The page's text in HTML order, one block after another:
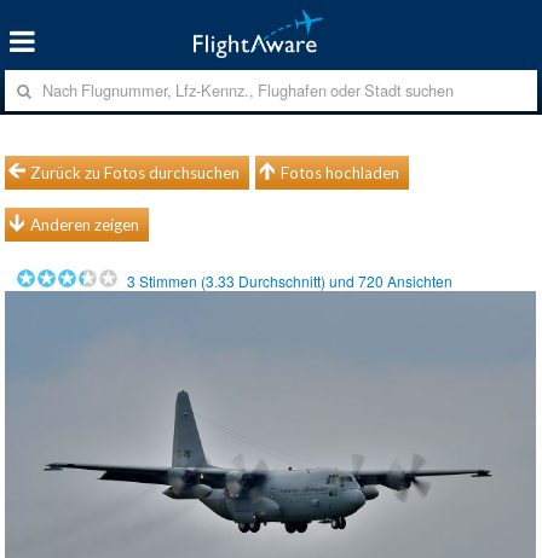
Zurück zu Fotos durchsuchen Fotos hochladen
Anderen zeigen
3 Stimmen (3.33 Durchschnitt) und720 Ansichten